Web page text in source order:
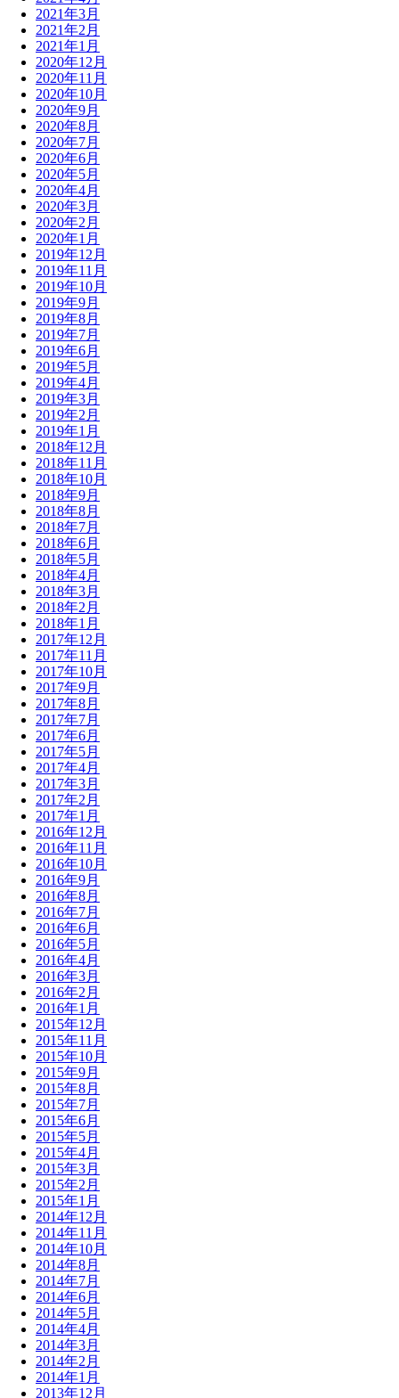
2021年3月
2021年2月
2021年1月
2020年12月
2020年11月
2020年10月
2020年9月
2020年8月
2020年7月
2020年6月
2020年5月
2020年4月
2020年3月
2020年2月
2020年1月
2019年12月
2019年11月
2019年10月
2019年9月
2019年8月
2019年7月
2019年6月
2019年5月
2019年4月
2019年3月
2019年2月
2019年1月
2018年12月
2018年11月
2018年10月
2018年9月
2018年8月
2018年7月
2018年6月
2018年5月
2018年4月
2018年3月
2018年2月
2018年1月
2017年12月
2017年11月
2017年10月
2017年9月
2017年8月
2017年7月
2017年6月
2017年5月
2017年4月
2017年3月
2017年2月
2017年1月
2016年12月
2016年11月
2016年10月
2016年9月
2016年8月
2016年7月
2016年6月
2016年5月
2016年4月
2016年3月
2016年2月
2016年1月
2015年12月
2015年11月
2015年10月
2015年9月
2015年8月
2015年7月
2015年6月
2015年5月
2015年4月
2015年3月
2015年2月
2015年1月
2014年12月
2014年11月
2014年10月
2014年8月
2014年7月
2014年6月
2014年5月
2014年4月
2014年3月
2014年2月
2014年1月
2013年12月